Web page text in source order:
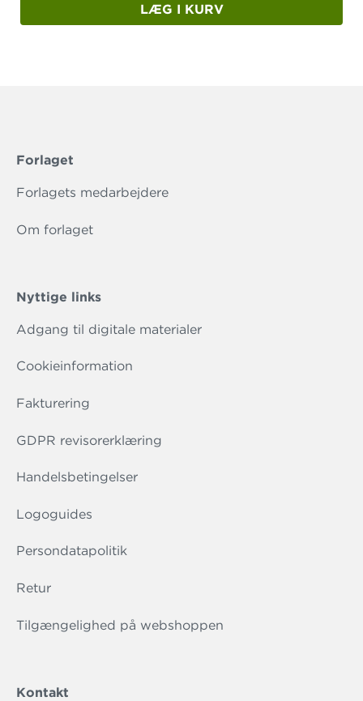
LÆG I KURV
Forlaget
Forlagets medarbejdere
Om forlaget
Nyttige links
Adgang til digitale materialer
Cookieinformation
Fakturering
GDPR revisorerklæring
Handelsbetingelser
Logoguides
Persondatapolitik
Retur
Tilgængelighed på webshoppen
Kontakt